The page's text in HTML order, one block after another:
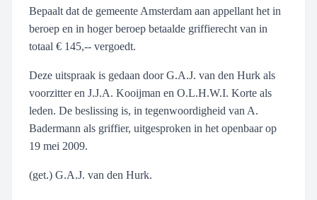
Bepaalt dat de gemeente Amsterdam aan appellant het in
beroep en in hoger beroep betaalde griffierecht van in
totaal € 145,-- vergoedt.
Deze uitspraak is gedaan door G.A.J. van den Hurk als
voorzitter en J.J.A. Kooijman en O.L.H.W.I. Korte als
leden. De beslissing is, in tegenwoordigheid van A.
Badermann als griffier, uitgesproken in het openbaar op
19 mei 2009.
(get.) G.A.J. van den Hurk.